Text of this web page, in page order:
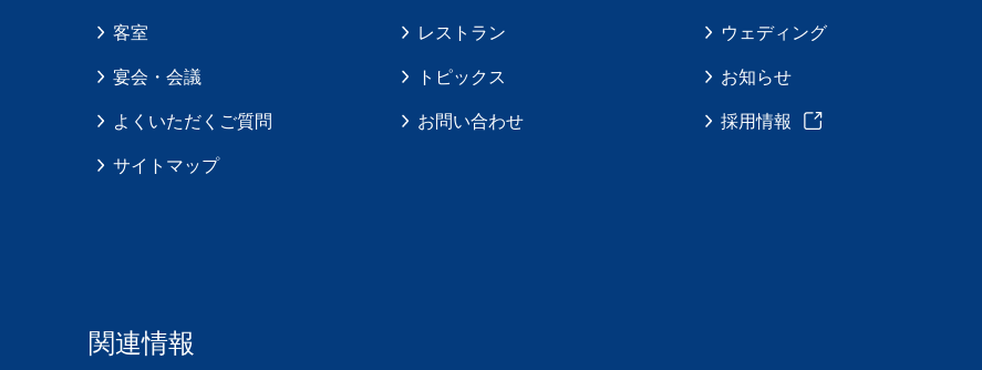
客室 レストラン ウェディング
宴会・会議 トピックス お知らせ
よくいただくご質問 お問い合わせ 採用情報
サイトマップ
関連情報